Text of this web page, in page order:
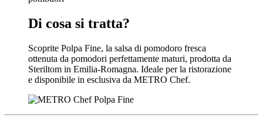
Di cosa si tratta?
Scoprite Polpa Fine, la salsa di pomodoro fresca
ottenuta da pomodori perfettamente maturi, prodotta da
Steriltom in Emilia-Romagna. Ideale per la ristorazione
e disponibile in esclusiva da METRO Chef.